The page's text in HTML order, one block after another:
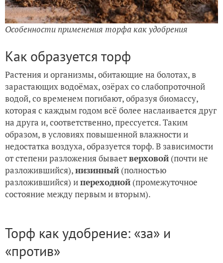
Особенности применения торфа как удобрения
Как образуется торф
Растения и организмы, обитающие на болотах, в
зарастающих водоёмах, озёрах со слабопроточной
водой, со временем погибают, образуя биомассу,
которая с каждым годом всё более наслаивается друг
на друга и, соответственно, прессуется. Таким
образом, в условиях повышенной влажности и
недостатка воздуха, образуется торф. В зависимости
от степени разложения бываетверховой (почти не
разложившийся),низинный (полностью
разложившийся) ипереходной (промежуточное
состояние между первым и вторым).
Торф как удобрение: «за» и
«против»